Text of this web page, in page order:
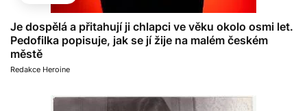
Je dospělá a přitahují ji chlapci ve věku okolo osmi let.
Pedofilka popisuje, jak se jí žije na malém českém
městě
Redakce Heroine